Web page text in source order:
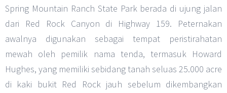
Spring Mountain Ranch State Park berada di ujung jalan
dari Red Rock Canyon di Highway 159. Peternakan
awalnya digunakan sebagai tempat peristirahatan
mewah oleh pemilik nama tenda, termasuk Howard
Hughes, yang memiliki sebidang tanah seluas 25.000 acre
di kaki bukit Red Rock jauh sebelum dikembangkan